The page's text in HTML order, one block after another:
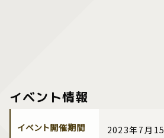
イベント情報
イベント開催期間
2023年7月